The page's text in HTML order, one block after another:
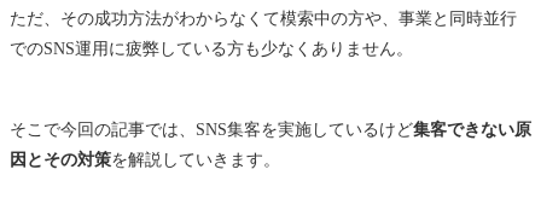
ただ、その成功方法がわからなくて模索中の方や、事業と同時並行
でのSNS運用に疲弊している方も少なくありません。
そこで今回の記事では、SNS集客を実施しているけど集客できない原
因とその対策を解説していきます。